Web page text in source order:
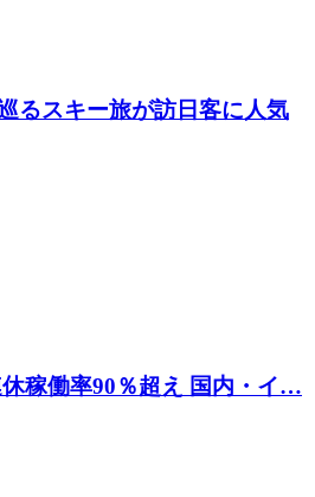
るスキー旅が訪日客に人気
稼働率90％超え 国内・イ…